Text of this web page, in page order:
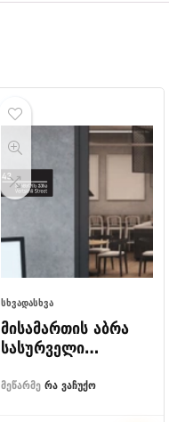
ᲡᲮᲕᲐᲓᲐᲡᲮᲕᲐ
მისამართის აბრა
სასურველი
მეწარმე რა ვაჩუქო